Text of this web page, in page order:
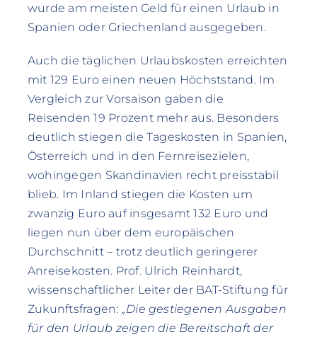
wurde am meisten Geld für einen Urlaub in
Spanien oder Griechenland ausgegeben.
Auch die täglichen Urlaubskosten erreichten
mit 129 Euro einen neuen Höchststand. Im
Vergleich zur Vorsaison gaben die
Reisenden 19 Prozent mehr aus. Besonders
deutlich stiegen die Tageskosten in Spanien,
Österreich und in den Fernreisezielen,
wohingegen Skandinavien recht preisstabil
blieb. Im Inland stiegen die Kosten um
zwanzig Euro auf insgesamt 132 Euro und
liegen nun über dem europäischen
Durchschnitt – trotz deutlich geringerer
Anreisekosten. Prof. Ulrich Reinhardt,
wissenschaftlicher Leiter der BAT-Stiftung für
Zukunftsfragen: „Die gestiegenen Ausgaben
für den Urlaub zeigen die Bereitschaft der